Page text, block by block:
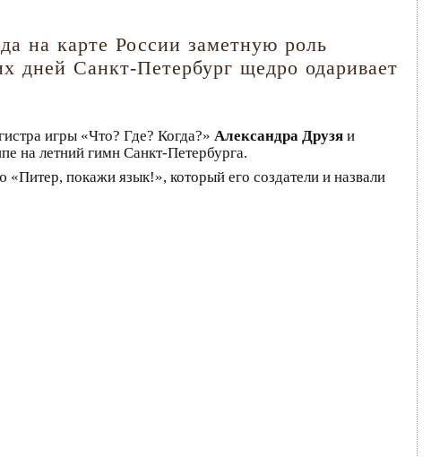
на карте России заметную роль
Санкт-Петербург щедро одаривает
игры «Что? Где? Когда?» Александра Друзя и
на летний гимн Санкт-Петербурга.
покажи язык!», который его создатели и назвали